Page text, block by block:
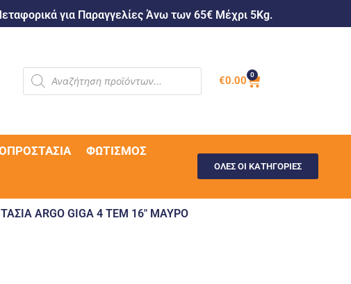
για Παραγγελίες Άνω των 65€ Μέχρι 5Kg.
€0.00 0
ΦΩΤΙΣΜΌΣ
ΟΛΕΣ ΟΙ ΚΑΤΗΓΟΡΙΕΣ
ARGO GIGA 4 ΤΕΜ 16″ ΜΑΥΡΟ